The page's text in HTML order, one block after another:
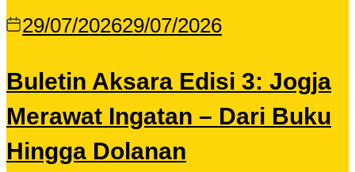
29/07/202629/07/2026
Buletin Aksara Edisi 3: Jogja
Merawat Ingatan – Dari Buku
Hingga Dolanan